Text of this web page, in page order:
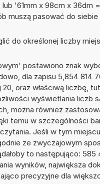
lub '61mm x 98cm x 36dm
muszą pasować do
do określonej liczby
postawiono znak
dla zapisu 5,854 814
oraz właściwą liczbę,
wyświetlania liczb
można również
temu w szczególności
Jeśli w tym
ze zwyczajowym
to następująco: 585
wyników, największa
precyzyjne dla